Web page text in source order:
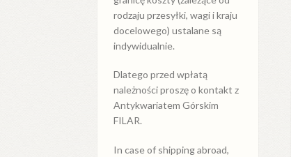
rodzaju przesyłki, wagi i kraju
docelowego) ustalane są
indywidualnie.
Dlatego przed wpłatą
należności proszę o kontakt z
Antykwariatem Górskim
FILAR.
In case of shipping abroad,